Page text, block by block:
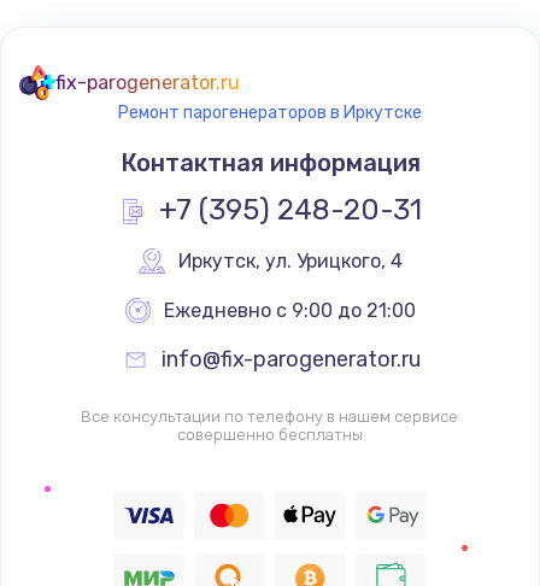
Замена дисплея (экрана)
Заказать
Заказать
Заправка фреоном
2150 руб.
Замена термодатчика
1360 руб.
fix-parogenerator.ru
Ремонт парогенераторов в Иркутске
Контактная информация
+7 (395) 248-20-31
Иркутск, ул. Урицкого, 4
Ежедневно с 9:00 до 21:00
info@fix-parogenerator.ru
Все консультации по телефону в нашем сервисе
совершенно бесплатны